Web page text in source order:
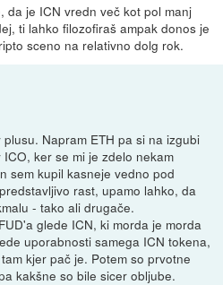
da je ICN vredn več kot pol manj
ti lahko filozofiraš ampak donos je
sceno na relativno dolg rok.
Napram ETH pa si na izgubi
ker se mi je zdelo nekam
sem kupil kasneje vedno pod
rast, upamo lahko, da
- tako ali drugače.
glede ICN, ki morda je morda
uporabnosti samega ICN tokena,
kjer pač je. Potem so prvotne
kakšne so bile sicer obljube.